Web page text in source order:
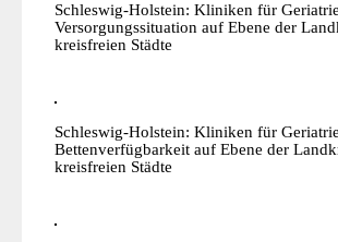
Schleswig-Holstein: Kliniken für
Versorgungssituation auf Ebene der
kreisfreien Städte
Schleswig-Holstein: Kliniken für
Bettenverfügbarkeit auf Ebene der
kreisfreien Städte